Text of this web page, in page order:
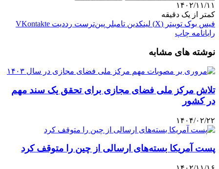
۱۴۰۲/۱۱/۱۱
کمتر از یک دقیقه
فیس بوک توییتر (X) لینکدین ‫تامبلر ‫پین‌ترست ‫رددیت ‫VKontakte
رایانامه چاپ
نوشته های مشابه
تلاش مرکز ملی فضای مجازی برای تحقق یک سند مهم
در کشور
۱۴۰۴/۰۲/۲۲
پست آمریکا بسته‌های ارسالی از چین را متوقف کرد